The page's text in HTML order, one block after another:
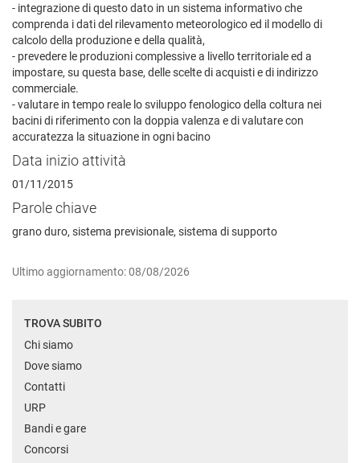
- integrazione di questo dato in un sistema informativo che
comprenda i dati del rilevamento meteorologico ed il modello di
calcolo della produzione e della qualità,
- prevedere le produzioni complessive a livello territoriale ed a
impostare, su questa base, delle scelte di acquisti e di indirizzo
commerciale.
- valutare in tempo reale lo sviluppo fenologico della coltura nei
bacini di riferimento con la doppia valenza e di valutare con
accuratezza la situazione in ogni bacino
Data inizio attività
01/11/2015
Parole chiave
grano duro, sistema previsionale, sistema di supporto
Ultimo aggiornamento: 08/08/2026
TROVA SUBITO
Chi siamo
Dove siamo
Contatti
URP
Bandi e gare
Concorsi